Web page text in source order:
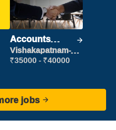
Accounts
Clerk
Vishakapatnam-
new
₹35000 - ₹40000
jobs